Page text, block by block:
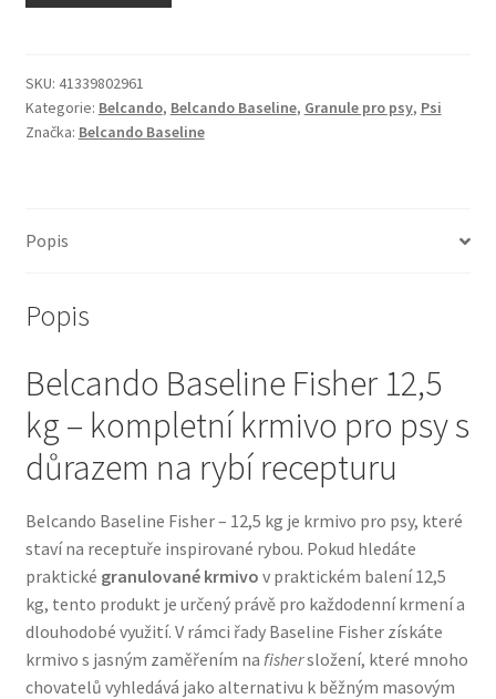
Odpočívadla pro kočky
Pamlsky pro kočky
Škrabadla pro kočky
Veterinární dieta pro kočky
Vše pro psy — Krmivo, doplňky, vybavení
Bozita pro psy — Švédské krmivo s nordickou kvalitou
Brit pro psy
Granule pro psy
SKU: 41339802961
Kategorie: Belcando, Belcando Baseline, Granule pro psy, Psi
Značka: Belcando Baseline
Popis
Popis
Belcando Baseline Fisher 12,5
kg – kompletní krmivo pro psy s
důrazem na rybí recepturu
Belcando Baseline Fisher – 12,5 kg je krmivo pro psy, které
staví na receptuře inspirované rybou. Pokud hledáte
praktické granulované krmivo v praktickém balení 12,5
kg, tento produkt je určený právě pro každodenní krmení a
dlouhodobé využití. V rámci řady Baseline Fisher získáte
krmivo s jasným zaměřením na fishersložení, které mnoho
chovatelů vyhledává jako alternativu k běžným masovým